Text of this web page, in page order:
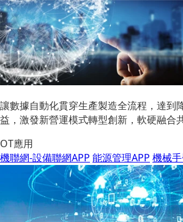
讓數據自動化貫穿生產製造全流程，達到
益，激發新營運模式轉型創新，軟硬融合
OT應用
機聯網-設備聯網APP 能源管理APP 機械